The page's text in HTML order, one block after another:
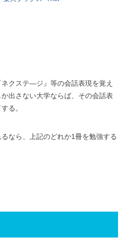
クステ―ジ』等の会話表現を覚え
出さない大学ならば、その会話表
る。
なら、上記のどれか1冊を勉強する